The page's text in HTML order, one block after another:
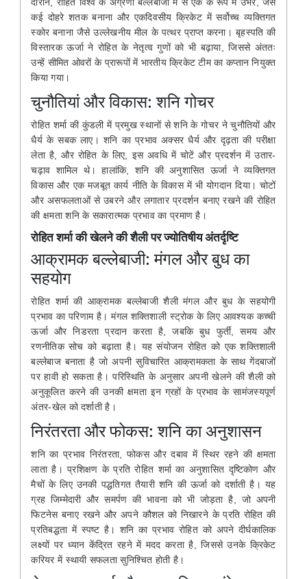
कई दोहरे शतक बनाना और एकदिवसीय क्रिकेट में सर्वोच्च व्यक्तिगत
स्कोर बनाना जैसे उल्लेखनीय मील के पत्थर प्राप्त करना। बृहस्पति की
विस्तारक ऊर्जा ने रोहित के नेतृत्व गुणों को भी बढ़ाया, जिससे अंततः
उन्हें सीमित ओवरों के प्रारूपों में भारतीय क्रिकेट टीम का कप्तान नियुक्त
किया गया।
चुनौतियां और विकास: शनि गोचर
रोहित शर्मा की कुंडली में प्रमुख स्थानों से शनि के गोचर ने चुनौतियों और
धैर्य के सबक लाए। शनि का प्रभाव अक्सर धैर्य और दृढ़ता की परीक्षा
लेता है, और रोहित के लिए, इस अवधि में चोटें और प्रदर्शन में उतार-
चढ़ाव शामिल थे। हालांकि, शनि की अनुशासित ऊर्जा ने व्यक्तिगत
विकास और एक मजबूत कार्य नीति के विकास में भी योगदान दिया। चोटों
और असफलताओं से उबरने और लगातार प्रदर्शन बनाए रखने की रोहित
की क्षमता शनि के सकारात्मक प्रभाव का प्रमाण है।
रोहित शर्मा की खेलने की शैली पर ज्योतिषीय अंतर्दृष्टि
आक्रामक बल्लेबाजी: मंगल और बुध का
सहयोग
रोहित शर्मा की आक्रामक बल्लेबाजी शैली मंगल और बुध के सहयोगी
प्रभाव का परिणाम है। मंगल शक्तिशाली स्ट्रोक के लिए आवश्यक कच्ची
ऊर्जा और निडरता प्रदान करता है, जबकि बुध फुर्ती, समय और
रणनीतिक सोच को बढ़ाता है। यह संयोजन रोहित को एक शक्तिशाली
बल्लेबाज बनाता है जो अपनी सुविचारित आक्रामकता के साथ गेंदबाजों
पर हावी हो सकता है। परिस्थिति के अनुसार अपनी खेलने की शैली को
अनुकूलित करने की उनकी क्षमता इन ग्रहों के प्रभाव के सामंजस्यपूर्ण
अंतर-खेल को दर्शाती है।
निरंतरता और फोकस: शनि का अनुशासन
शनि का प्रभाव निरंतरता, फोकस और दबाव में स्थिर रहने की क्षमता
लाता है। प्रशिक्षण के प्रति रोहित शर्मा का अनुशासित दृष्टिकोण और
मैचों के लिए उनकी पद्धतिगत तैयारी शनि की ऊर्जा को दर्शाती है। यह
ग्रह जिम्मेदारी और समर्पण की भावना को भी जोड़ता है, जो अपनी
फिटनेस बनाए रखने और अपने कौशल को निखारने के प्रति रोहित की
प्रतिबद्धता में स्पष्ट है। शनि का प्रभाव रोहित को अपने दीर्घकालिक
लक्ष्यों पर ध्यान केंद्रित रहने में मदद करता है, जिससे उनके क्रिकेट
करियर में स्थायी सफलता सुनिश्चित होती है।